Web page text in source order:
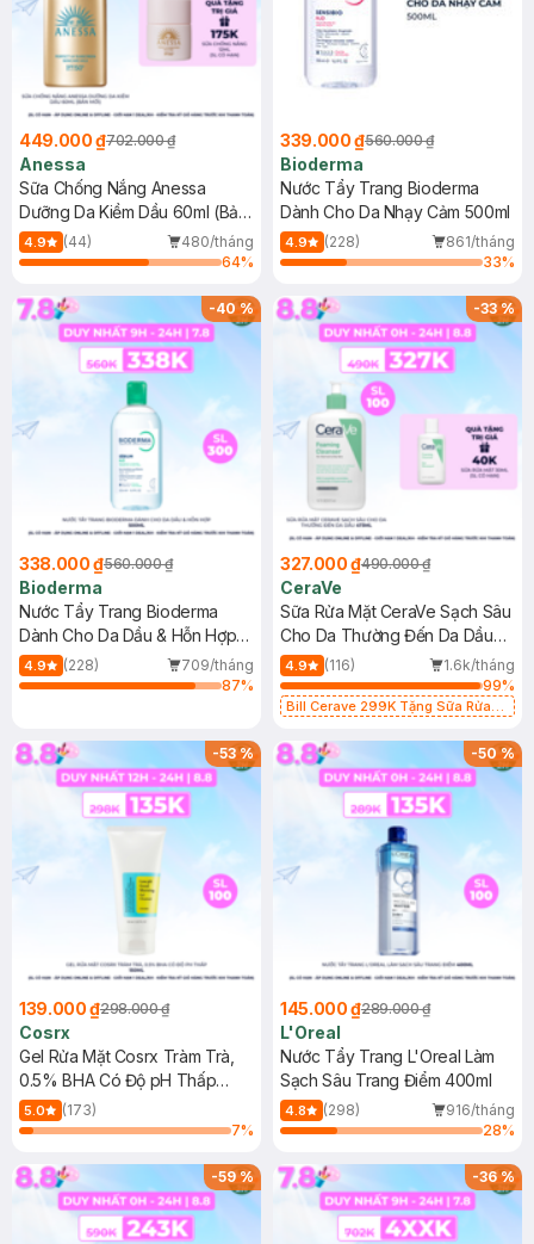
449.000 ₫702.000 ₫
Anessa
Sữa Chống Nắng Anessa
Dưỡng Da Kiềm Dầu 60ml (Bản
Mới)
4.9 (44)
480/tháng
64%
339.000 ₫560.000 ₫
Bioderma
Nước Tẩy Trang Bioderma
Dành Cho Da Nhạy Cảm 500ml
4.9 (228)
861/tháng
33%
-40%
338.000 ₫560.000 ₫
Bioderma
Nước Tẩy Trang Bioderma
Dành Cho Da Dầu & Hỗn Hợp
500ml
4.9 (228)
709/tháng
87%
-33%
327.000 ₫490.000 ₫
CeraVe
Sữa Rửa Mặt CeraVe Sạch Sâu
Cho Da Thường Đến Da Dầu
473ml
4.9 (116)
1.6k/tháng
99%
Bill Cerave 299K Tặng Sữa Rửa
-53%
139.000 ₫298.000 ₫
Cosrx
Gel Rửa Mặt Cosrx Tràm Trà,
0.5% BHA Có Độ pH Thấp
150ml
5.0
(173)
7%
-50%
145.000 ₫289.000 ₫
L'Oreal
Nước Tẩy Trang L'Oreal Làm
Sạch Sâu Trang Điểm 400ml
4.8 (298)
916/tháng
28%
-59% -36%